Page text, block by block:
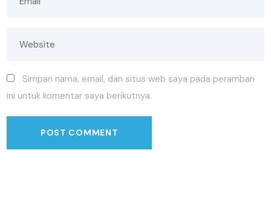
Simpan nama, email, dan situs web saya pada peramban
ini untuk komentar saya berikutnya.